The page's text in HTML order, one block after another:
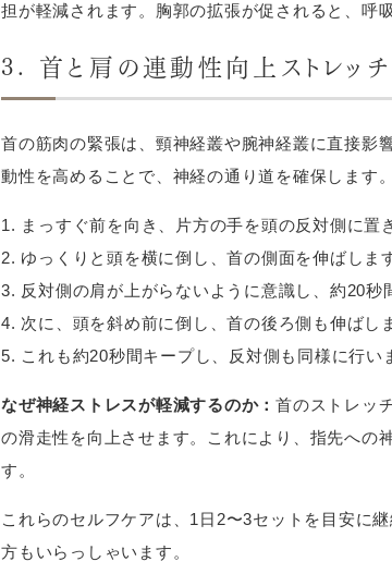
担が軽減されます。胸郭の拡張が促されると、呼
3. 首と肩の連動性向上ストレッチ
首の筋肉の緊張は、頸神経叢や腕神経叢に直接影
動性を高めることで、神経の通り道を確保します。
まっすぐ前を向き、片方の手を頭の反対側に置
ゆっくりと頭を横に倒し、首の側面を伸ばしま
反対側の肩が上がらないように意識し、約20秒
次に、頭を斜め前に倒し、首の後ろ側も伸ばし
これも約20秒間キープし、反対側も同様に行い
なぜ神経ストレスが軽減するのか： 首のストレッ
の滑走性を向上させます。これにより、指先への
す。
これらのセルフケアは、1日2〜3セットを目安に
方もいらっしゃいます。